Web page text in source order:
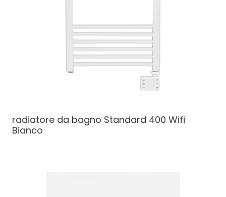
radiatore da bagno Standard 400 Wifi
Bianco